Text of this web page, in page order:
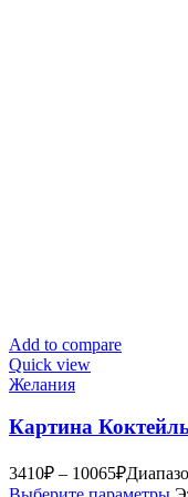
Add to compare
Quick view
Желания
Картина
3410₽ – 10065₽